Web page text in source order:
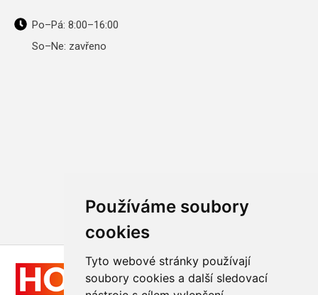
Používáme soubory
cookies
Tyto webové stránky používají
soubory cookies a další sledovací
Po–Pá: 8:00–16:00
So–Ne: zavřeno